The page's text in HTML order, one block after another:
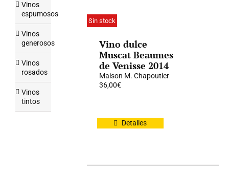
Sin stock
Vino dulce
Muscat Beaumes
de Venisse 2014
Maison M. Chapoutier
36,00€
Detalles
Vinos
espumosos
Vinos
generosos
Vinos
rosados
Vinos
tintos